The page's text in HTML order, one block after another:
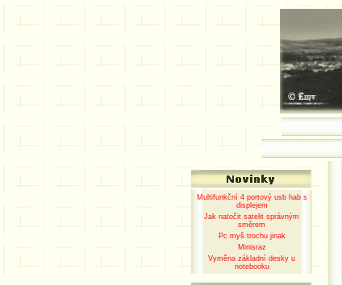
Multifunkční 4 portový usb hab s
displejem
Jak natočit satelit správným
směrem
Pc myš trochu jinak
Minisraz
Vyměna základní desky u
notebooku